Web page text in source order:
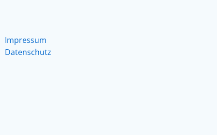
Impressum
Datenschutz